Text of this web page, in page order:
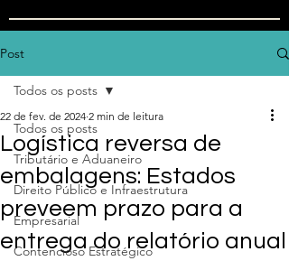
Post
Todos os posts
Tributário e Aduaneiro
Direito Público e Infraestrutura
Empresarial
Contencioso Estratégico
Todos os posts
Logística reversa de
embalagens: Estados
preveem prazo para a
entrega do relatório anual
22 de fev. de 2024 2 min de leitura